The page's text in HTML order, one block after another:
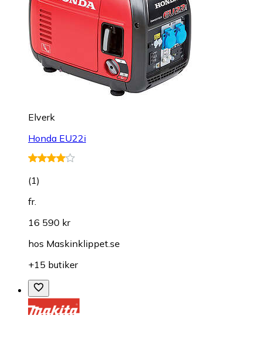
Elverk
Honda EU22i
(1)
fr.
16 590 kr
hos Maskinklippet.se
+15 butiker